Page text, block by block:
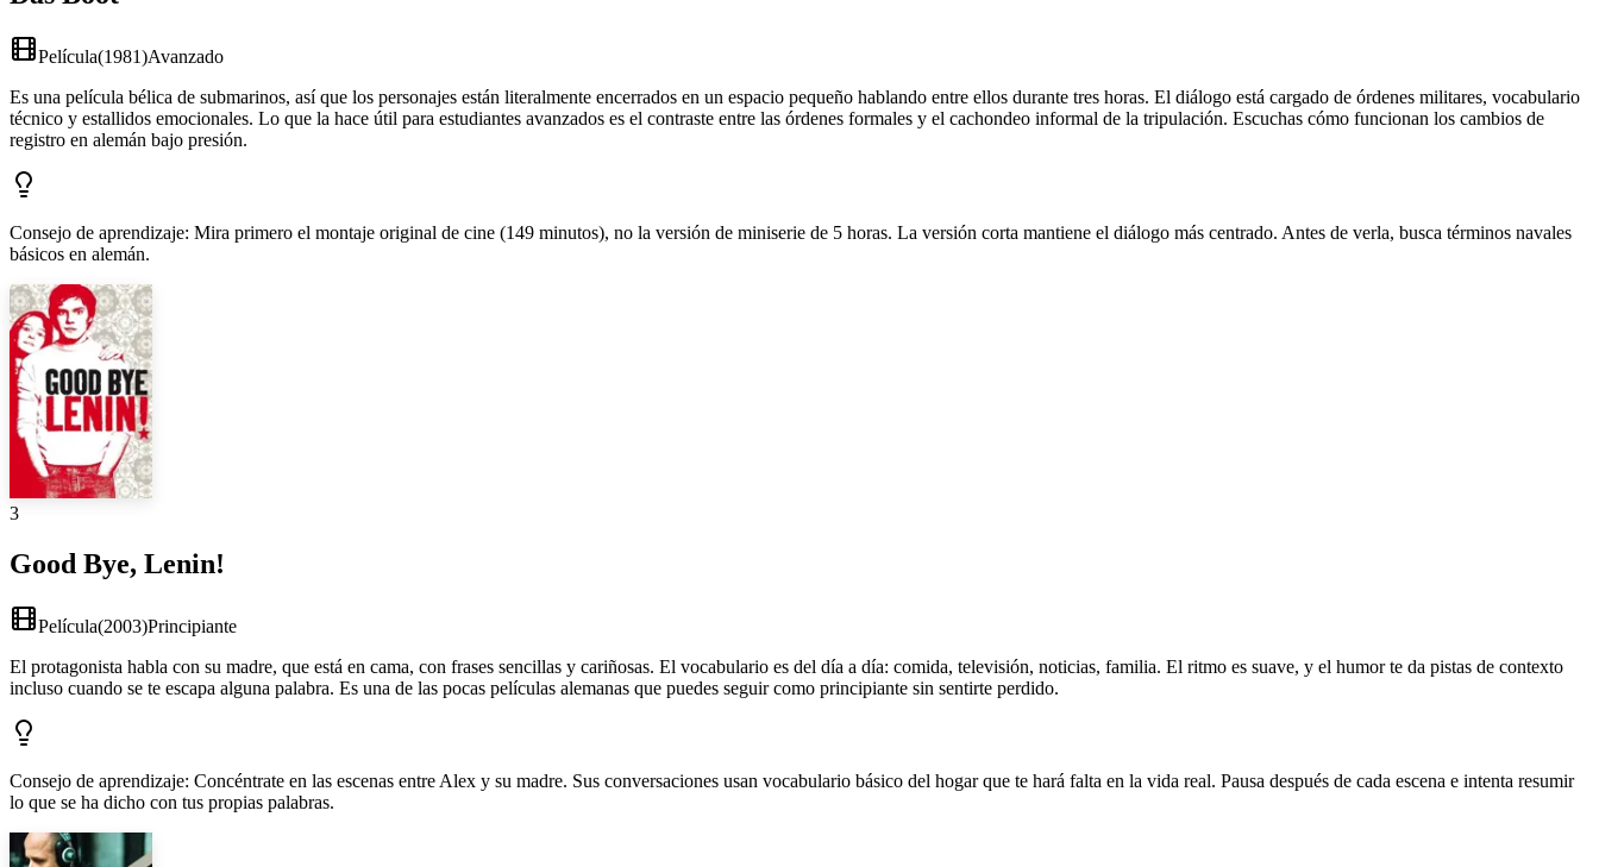
Película(1981)Avanzado
Es una película bélica de submarinos, así que los personajes están literalmente encerrados en un espacio pequeño hablando entre ellos durante tres horas. El diálogo está cargado de órdenes militares, vocabulario
técnico y estallidos emocionales. Lo que la hace útil para estudiantes avanzados es el contraste entre las órdenes formales y el cachondeo informal de la tripulación. Escuchas cómo funcionan los cambios de
registro en alemán bajo presión.
Consejo de aprendizaje: Mira primero el montaje original de cine (149 minutos), no la versión de miniserie de 5 horas. La versión corta mantiene el diálogo más centrado. Antes de verla, busca términos navales
básicos en alemán.
3
Good Bye, Lenin!
Película(2003)Principiante
El protagonista habla con su madre, que está en cama, con frases sencillas y cariñosas. El vocabulario es del día a día: comida, televisión, noticias, familia. El ritmo es suave, y el humor te da pistas de contexto
incluso cuando se te escapa alguna palabra. Es una de las pocas películas alemanas que puedes seguir como principiante sin sentirte perdido.
Consejo de aprendizaje: Concéntrate en las escenas entre Alex y su madre. Sus conversaciones usan vocabulario básico del hogar que te hará falta en la vida real. Pausa después de cada escena e intenta resumir
lo que se ha dicho con tus propias palabras.